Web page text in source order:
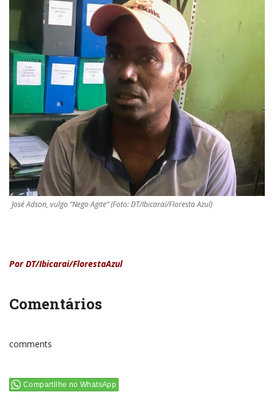
José Adson, vulgo “Nego Agite” (Foto: DT/Ibicaraí/Floresta Azul)
Por DT/Ibicarai/FlorestaAzul
Comentários
comments
Compartilhe no WhatsApp